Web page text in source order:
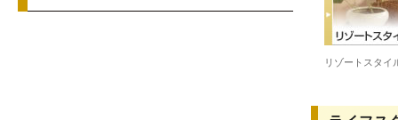
リゾートスタイ